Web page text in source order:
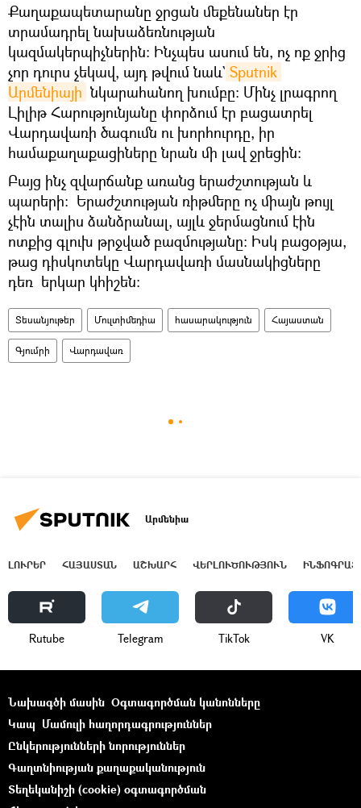
Քաղաքապետարանը ջրցան մեքենաներ էր
տրամադրել նախաձեռնության
կազմակերպիչներին: Ինչպես ասում են, ոչ ոք ջրից
չոր դուրս չեկավ, այդ թվում նաև` Sputnik
Արմենիայի նկարահանող խումբը: Մինչ լրագրող
Լիլիթ Հարությունյանը փորձում էր բացատրել
Վարդավառի ծագումն ու խորհուրդը, իր
համաքաղաքացիները նրան մի լավ ջրեցին։
Բայց ինչ զվարճանք առանց երաժշտության և
պարերի: Երաժշտության ռիթմերը ոչ միայն թույլ
չէին տալիս ձանձրանալ, այլև ջերմացնում էին
ոտքից գլուխ թրջված բազմությանը: Իսկ բացօթյա,
թաց դիսկոտեկը Վարդավառի մասնակիցները
դեռ երկար կհիշեն:
Տեսանյութեր Մուլտիմեդիա հասարակություն Հայաստան
Գյումրի Վարդավառ
Արմենիա
ԼՈՒՐԵՐ ՀԱՅԱՍՏԱՆ ԱՇԽԱՐՀ ՎԵՐԼՈՒԾՈՒԹՅՈՒՆ
Rutube Telegram ТikТоk VK
Նախագծի մասին Օգտագործման կանոնները
Կապ Մամուլի հաղորդագրություններ
Ընկերությունների նորություններ
Գաղտնիության քաղաքականություն
Տեղեկանիշի (cookie) օգտագործման